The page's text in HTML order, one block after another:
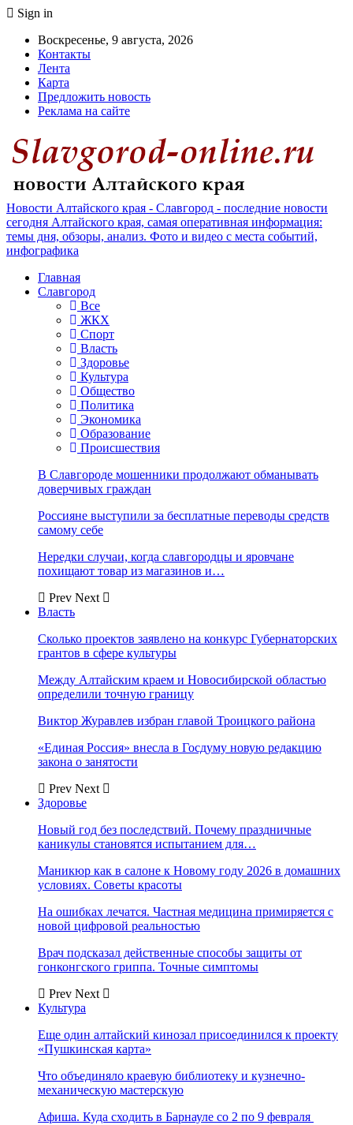
Sign in
Воскресенье, 9 августа, 2026
Контакты
Лента
Карта
Предложить новость
Реклама на сайте
Новости Алтайского края - Славгород - последние новости
сегодня Алтайского края, самая оперативная информация:
темы дня, обзоры, анализ. Фото и видео с места событий,
инфографика
Главная
Славгород
Все
ЖКХ
Спорт
Власть
Здоровье
Культура
Общество
Политика
Экономика
Образование
Происшествия
В Славгороде мошенники продолжают обманывать
доверчивых граждан
Россияне выступили за бесплатные переводы средств
самому себе
Нередки случаи, когда славгородцы и яровчане
похищают товар из магазинов и…
Prev Next
Власть
Сколько проектов заявлено на конкурс Губернаторских
грантов в сфере культуры
Между Алтайским краем и Новосибирской областью
определили точную границу
Виктор Журавлев избран главой Троицкого района
«Единая Россия» внесла в Госдуму новую редакцию
закона о занятости
Prev Next
Здоровье
Новый год без последствий. Почему праздничные
каникулы становятся испытанием для…
Маникюр как в салоне к Новому году 2026 в домашних
условиях. Советы красоты
На ошибках лечатся. Частная медицина примиряется с
новой цифровой реальностью
Врач подсказал действенные способы защиты от
гонконгского гриппа. Точные симптомы
Prev Next
Культура
Еще один алтайский кинозал присоединился к проекту
«Пушкинская карта»
Что объединяло краевую библиотеку и кузнечно-
механическую мастерскую
Афиша. Куда сходить в Барнауле со 2 по 9 февраля